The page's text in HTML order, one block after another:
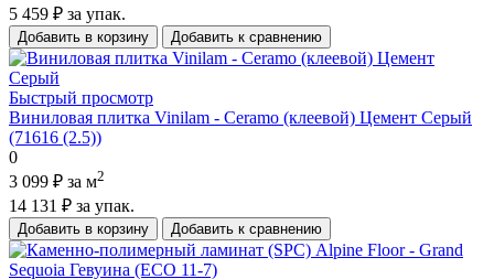
5 459 ₽ за упак.
Добавить в корзину Добавить к сравнению
Быстрый просмотр
Виниловая плитка Vinilam - Ceramo (клеевой) Цемент Серый
(71616 (2.5))
0
3 099 ₽ за м2
14 131 ₽ за упак.
Добавить в корзину Добавить к сравнению